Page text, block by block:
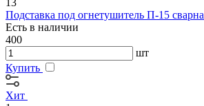
13
Подставка под огнетушитель П-15
Есть в наличии
400
шт
Купить
Хит